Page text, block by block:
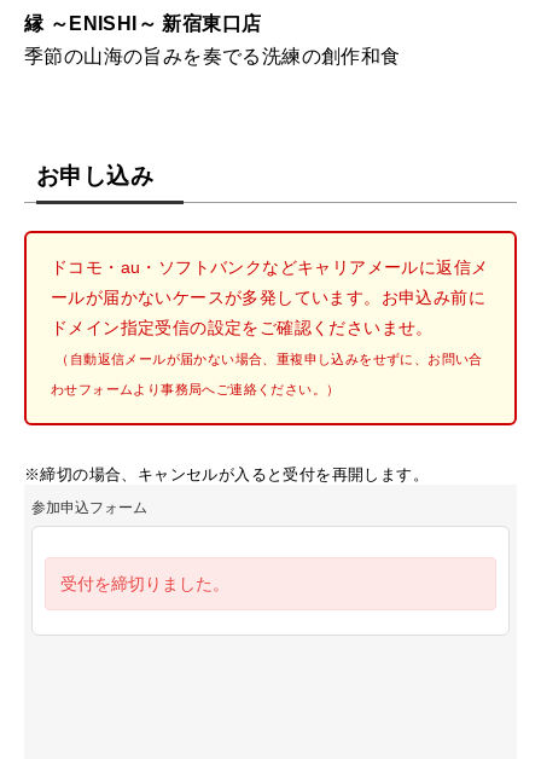
縁 ～ENISHI～ 新宿東口店
季節の山海の旨みを奏でる洗練の創作和食
お申し込み
ドコモ・au・ソフトバンクなどキャリアメールに返信メ
ールが届かないケースが多発しています。お申込み前に
ドメイン指定受信の設定をご確認くださいませ。
（自動返信メールが届かない場合、重複申し込みをせずに、お問い合
わせフォームより事務局へご連絡ください。）
※締切の場合、キャンセルが入ると受付を再開します。